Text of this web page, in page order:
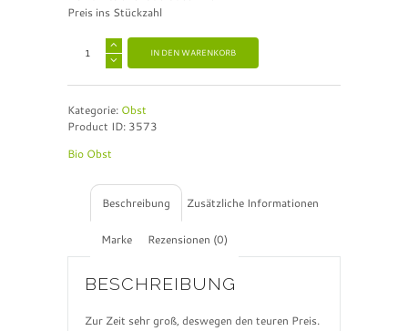
Preis ins Stückzahl
IN DEN WARENKORB
A
e
Kategorie: Obst
Product ID: 3573
Bio Obst
Beschreibung Zusätzliche Informationen
Marke Rezensionen (0)
BESCHREIBUNG
Zur Zeit sehr groß, deswegen den teuren Preis.